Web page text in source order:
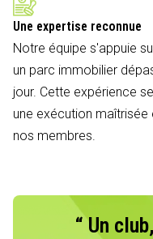
Une expertise reconnue
Notre équipe s'appuie
un parc immobilier
jour. Cette expérience
une exécution
nos membres.
“ Un